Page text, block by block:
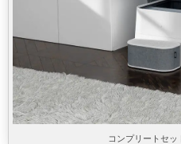
コンプリートセ